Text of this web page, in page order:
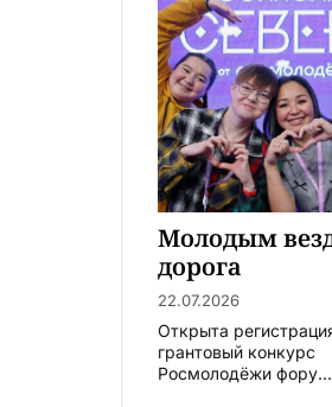
Молодым
дорога
22.07.2026
Открыта
грантовый конкурс
Росмолодёжи фору...